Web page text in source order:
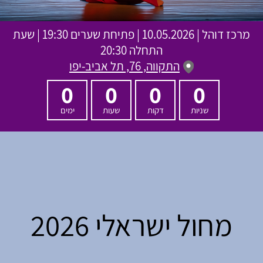
מרכז דוהל |
10.05.2026 | פתיחת שערים 19:30 | שעת
התחלה 20:30
התקווה, 76, תל אביב-יפו
0
שניות
0
דקות
0
שעות
0
ימים
מחול ישראלי 2026